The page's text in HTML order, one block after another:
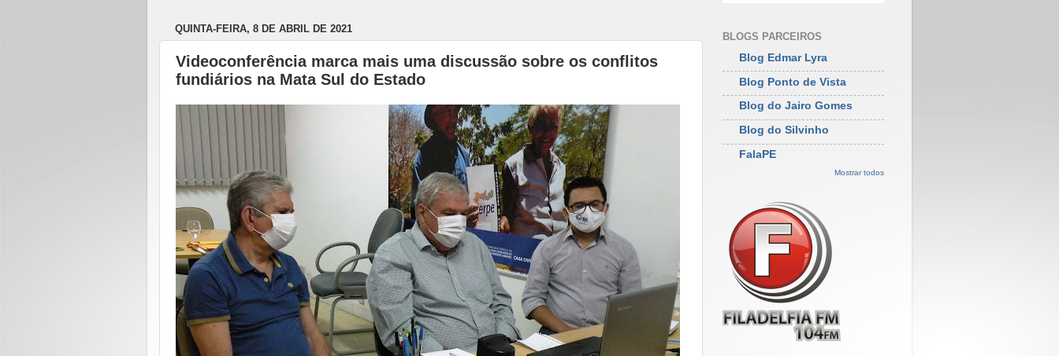
QUINTA-FEIRA, 8 DE ABRIL DE 2021
Videoconferência marca mais uma discussão sobre os conflitos
fundiários na Mata Sul do Estado
BLOGS PARCEIROS
Blog Edmar Lyra
Blog Ponto de Vista
Blog do Jairo Gomes
Blog do Silvinho
FalaPE
Mostrar todos